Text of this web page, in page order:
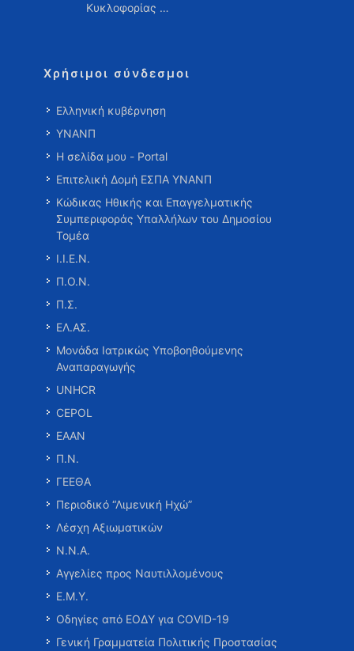
Κυκλοφορίας …
Χρήσιμοι σύνδεσμοι
Ελληνική κυβέρνηση
ΥΝΑΝΠ
Η σελίδα μου - Portal
Επιτελική Δομή ΕΣΠΑ ΥΝΑΝΠ
Κώδικας Ηθικής και Επαγγελματικής
Συμπεριφοράς Υπαλλήλων του Δημοσίου
Τομέα
Ι.Ι.Ε.Ν.
Π.Ο.Ν.
Π.Σ.
ΕΛ.ΑΣ.
Μονάδα Ιατρικώς Υποβοηθούμενης
Αναπαραγωγής
UNHCR
CEPOL
ΕΑΑΝ
Π.Ν.
ΓΕΕΘΑ
Περιοδικό “Λιμενική Ηχώ”
Λέσχη Αξιωματικών
Ν.Ν.Α.
Αγγελίες προς Ναυτιλλομένους
Ε.Μ.Υ.
Οδηγίες από ΕΟΔΥ για COVID-19
Γενική Γραμματεία Πολιτικής Προστασίας